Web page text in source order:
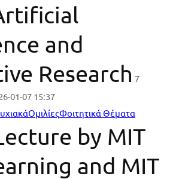
and
Research 7
01-07 15:37
ΟμιλίεςΦοιτητικά Θέματα
by MIT
and MIT